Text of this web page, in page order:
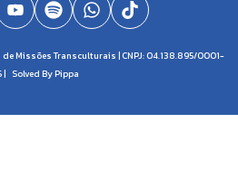
Missões Transculturais | CNPJ: 04.138.895/0001-
| Solved By Pippa